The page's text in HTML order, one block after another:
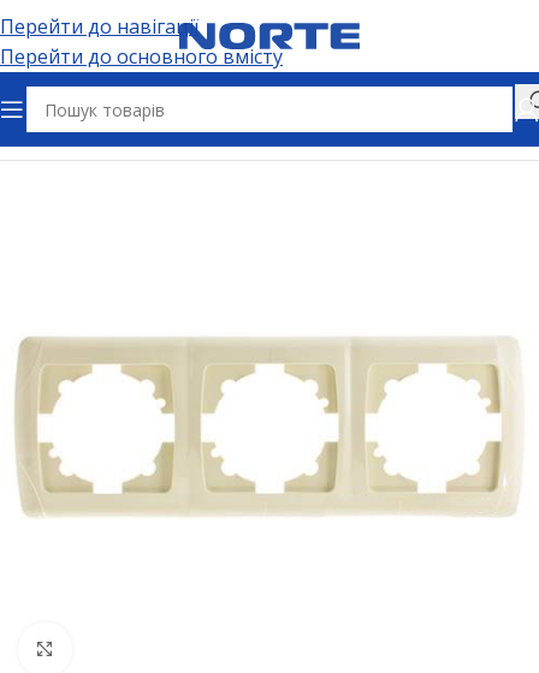
Перейти до навігації
Перейти до основного вмісту
Головна Електрофурнітура